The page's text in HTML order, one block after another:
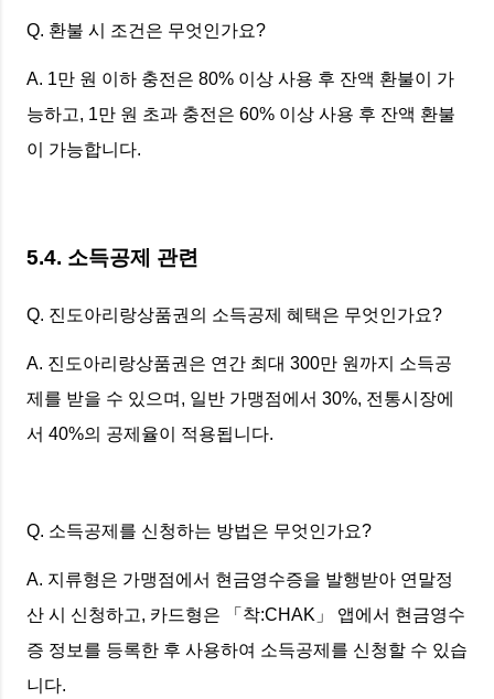
Q. 환불 시 조건은 무엇인가요?
A. 1만 원 이하 충전은 80% 이상 사용 후 잔액 환불이 가
능하고, 1만 원 초과 충전은 60% 이상 사용 후 잔액 환불
이 가능합니다.
5.4. 소득공제 관련
Q. 진도아리랑상품권의 소득공제 혜택은 무엇인가요?
A. 진도아리랑상품권은 연간 최대 300만 원까지 소득공
제를 받을 수 있으며, 일반 가맹점에서 30%, 전통시장에
서 40%의 공제율이 적용됩니다.
Q. 소득공제를 신청하는 방법은 무엇인가요?
A. 지류형은 가맹점에서 현금영수증을 발행받아 연말정
산 시 신청하고, 카드형은 「착:CHAK」 앱에서 현금영수
증 정보를 등록한 후 사용하여 소득공제를 신청할 수 있습
니다.